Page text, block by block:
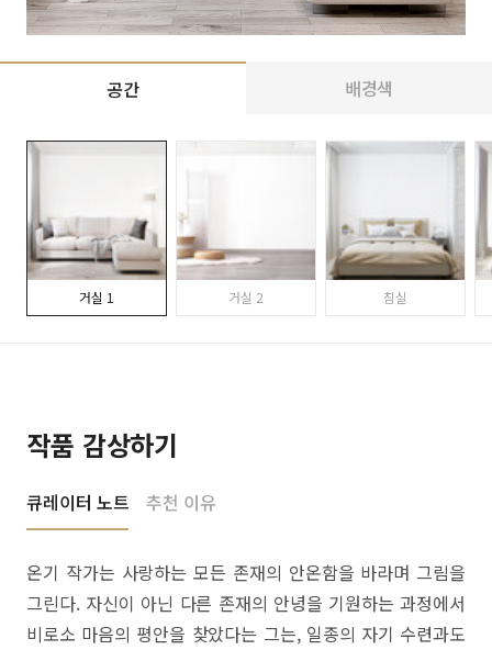
공간 배경색
거실 1 거실 2 침실
작품 감상하기
큐레이터 노트 추천 이유
온기 작가는 사랑하는 모든 존재의 안온함을 바라며 그림을
그린다. 자신이 아닌 다른 존재의 안녕을 기원하는 과정에서
비로소 마음의 평안을 찾았다는 그는, 일종의 자기 수련과도